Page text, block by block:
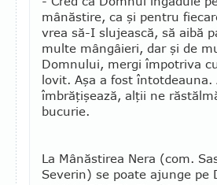
mânăstire, ca şi pentru
vrea să-I slujească, să aibă
multe mângâieri, dar şi de
Dom­nu­lui, mergi împotriva
lovit. Aşa a fost
îmbrăţişează, alţii ne
bucu­rie.
La Mânăstirea Nera (com.
Severin) se poate ajunge pe